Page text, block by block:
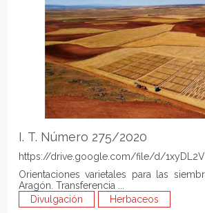
I. T. Número 275/2020
https://drive.google.com/file/d/
Orientaciones varietales para las
Aragón. Transferencia ...
Divulgación
Herbaceos